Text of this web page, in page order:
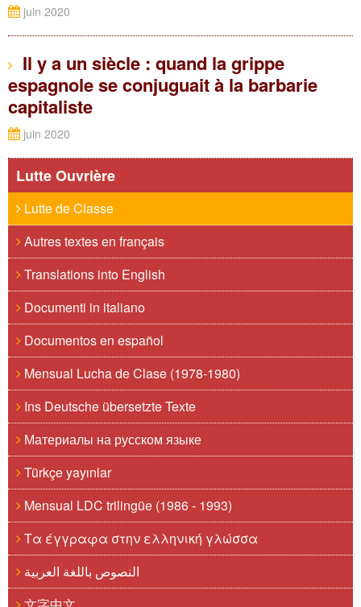
juin 2020
Il y a un siècle : quand la grippe
espagnole se conjuguait à la barbarie
capitaliste
juin 2020
Lutte Ouvrière
Lutte de Classe
Autres textes en français
Translations into English
Documenti in italiano
Documentos en español
Mensual Lucha de Clase (1978-1980)
Ins Deutsche übersetzte Texte
Материалы на русском языке
Türkçe yayınlar
Mensual LDC trilingüe (1986 - 1993)
Τα έγγραφα στην ελληνική γλώσσα
النصوص باللغة العربية